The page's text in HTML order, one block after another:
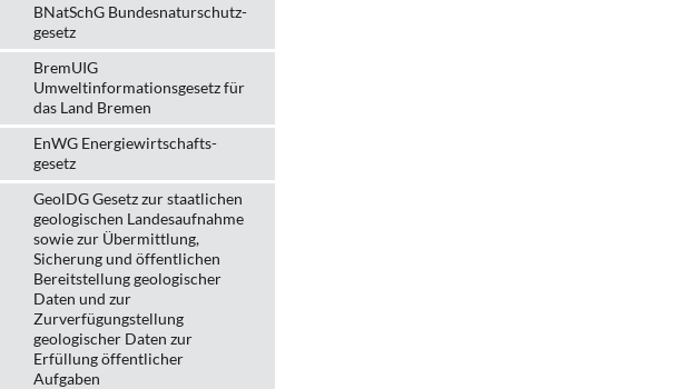
BNatSchG Bundesnaturschutz-
gesetz
BremUIG
Umweltinformationsgesetz für
das Land Bremen
EnWG Energiewirtschafts-
gesetz
GeolDG Gesetz zur staatlichen
geologischen Landesaufnahme
sowie zur Übermittlung,
Sicherung und öffentlichen
Bereitstellung geologischer
Daten und zur
Zurverfügungstellung
geologischer Daten zur
Erfüllung öffentlicher
Aufgaben